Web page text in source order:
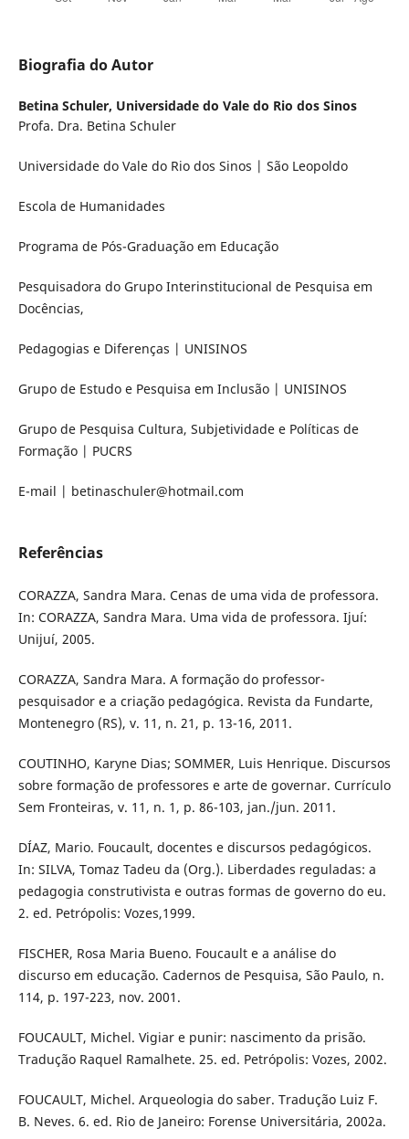
Biografia do Autor
Betina Schuler, Universidade do Vale do Rio dos Sinos
Profa. Dra. Betina Schuler
Universidade do Vale do Rio dos Sinos | São Leopoldo
Escola de Humanidades
Programa de Pós-Graduação em Educação
Pesquisadora do Grupo Interinstitucional de Pesquisa em
Docências,
Pedagogias e Diferenças | UNISINOS
Grupo de Estudo e Pesquisa em Inclusão | UNISINOS
Grupo de Pesquisa Cultura, Subjetividade e Políticas de
Formação | PUCRS
E-mail | betinaschuler@hotmail.com
Referências
CORAZZA, Sandra Mara. Cenas de uma vida de professora.
In: CORAZZA, Sandra Mara. Uma vida de professora. Ijuí:
Unijuí, 2005.
CORAZZA, Sandra Mara. A formação do professor-
pesquisador e a criação pedagógica. Revista da Fundarte,
Montenegro (RS), v. 11, n. 21, p. 13-16, 2011.
COUTINHO, Karyne Dias; SOMMER, Luis Henrique. Discursos
sobre formação de professores e arte de governar. Currículo
Sem Fronteiras, v. 11, n. 1, p. 86-103, jan./jun. 2011.
DÍAZ, Mario. Foucault, docentes e discursos pedagógicos.
In: SILVA, Tomaz Tadeu da (Org.). Liberdades reguladas: a
pedagogia construtivista e outras formas de governo do eu.
2. ed. Petrópolis: Vozes,1999.
FISCHER, Rosa Maria Bueno. Foucault e a análise do
discurso em educação. Cadernos de Pesquisa, São Paulo, n.
114, p. 197-223, nov. 2001.
FOUCAULT, Michel. Vigiar e punir: nascimento da prisão.
Tradução Raquel Ramalhete. 25. ed. Petrópolis: Vozes, 2002.
FOUCAULT, Michel. Arqueologia do saber. Tradução Luiz F.
B. Neves. 6. ed. Rio de Janeiro: Forense Universitária, 2002a.